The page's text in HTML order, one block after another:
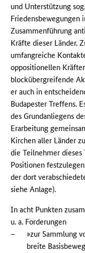
und Unterstützung
Friedensbewegungen
Zusammenführung
Kräfte dieser Länder.
umfangreiche
oppositionellen
blockübergreifende
er auch in
Budapester Treffens.
des Grundanliegens
Erarbeitung
Kirchen aller Länder
die Teilnehmer dieses
Positionen
der dort
siehe Anlage).
In acht Punkten
u. a. Forderungen
–
»zur Sammlung
breite